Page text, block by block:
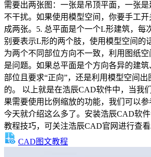
需要出两张图：一张是吊顶平面，一张
不干扰。如果使用模型空间，你要手工
成两张。5. 总平面是个一个L形建筑，每
别要表示L形的两个肢，使用模型空间的
为两个不同部位方向不一致，利用图纸
是问题。如果总平面是个方向各异的建
部位且要求“正向”，还是利用模型空间出
的。 以上就是在浩辰CAD软件中，当我
果需要使用比例缩放的功能，我们可以参
今天就介绍这么多了。安装浩辰CAD软
教程技巧，可关注浩辰CAD官网进行查看
CAD图文教程